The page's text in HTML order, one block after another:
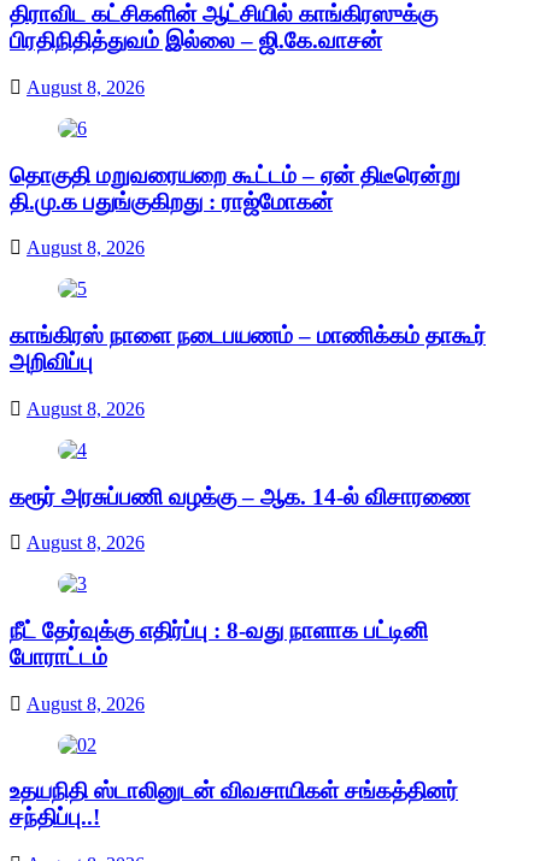
திராவிட கட்சிகளின் ஆட்சியில் காங்கிரஸுக்கு
பிரதிநிதித்துவம் இல்லை – ஜி.கே.வாசன்
August 8, 2026
தொகுதி மறுவரையறை கூட்டம் – ஏன் திடீரென்று
தி.மு.க பதுங்குகிறது : ராஜ்மோகன்
August 8, 2026
காங்கிரஸ் நாளை நடைபயணம் – மாணிக்கம் தாகூர்
அறிவிப்பு
August 8, 2026
கரூர் அரசுப்பணி வழக்கு – ஆக. 14-ல் விசாரணை
August 8, 2026
நீட் தேர்வுக்கு எதிர்ப்பு : 8-வது நாளாக பட்டினி
போராட்டம்
August 8, 2026
உதயநிதி ஸ்டாலினுடன் விவசாயிகள் சங்கத்தினர்
சந்திப்பு..!